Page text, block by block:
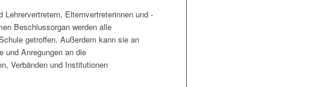
Lehrervertretern, Elternvertreterinnen und -
Beschlussorgan werden alle
getroffen. Außerdem kann sie an
und Anregungen an die
Verbänden und Institutionen